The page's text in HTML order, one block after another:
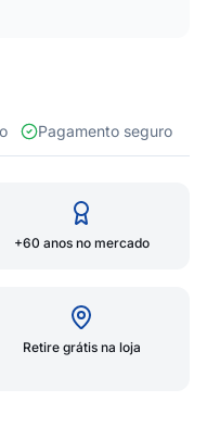
Pagamento seguro
+60 anos no mercado
Retire grátis na loja